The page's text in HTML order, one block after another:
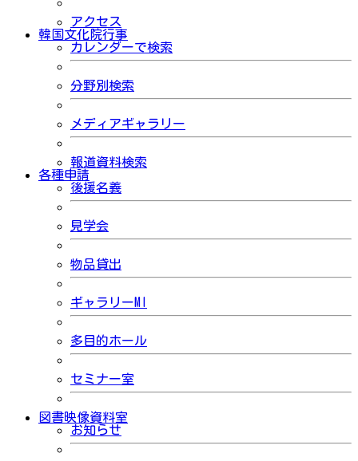
アクセス
韓国文化院行事
カレンダーで検索
分野別検索
メディアギャラリー
報道資料検索
各種申請
後援名義
見学会
物品貸出
ギャラリーMI
多目的ホール
セミナー室
図書映像資料室
お知らせ